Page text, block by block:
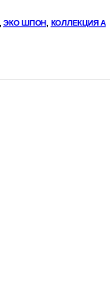
ЭКО ШПОН КОЛЛЕКЦИЯ A